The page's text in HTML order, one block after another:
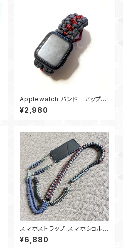
Applewatch バンド アップル
ウォッチ バンド44_スネイクトレ
イル_赤黒・グレイ
¥2,980
スマホストラップ_スマホショルダ
ース_パラコードトラップ_竜使い
_4Ring
¥6,880